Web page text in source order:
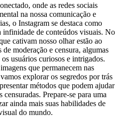
onde as⁢ redes sociais
na nossa comunicação e
o Instagram se destaca como
infinidade de conteúdos visuais. No
‌cativam nosso olhar estão ao​
moderação e censura, ⁢algumas
usuários curiosos e intrigados.
que permanecem nas
‍explorar os segredos por⁣ trás
métodos que podem ajudar
Prepare-se‌ para⁣ uma
ainda mais suas habilidades de
do⁤ mundo.